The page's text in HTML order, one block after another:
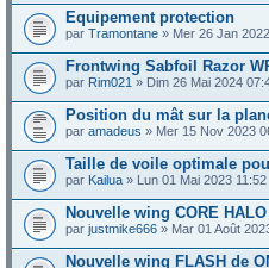
Equipement protection
par Tramontane » Mer 26 Jan
Frontwing Sabfoil Razor
par Rim021 » Dim 26 Mai 2024
Position du mât sur la
par amadeus » Mer 15 Nov 2023
Taille de voile optimale
par Kailua » Lun 01 Mai 2023 11:52
Nouvelle wing CORE
par justmike666 » Mar 01 Août
Nouvelle wing FLASH de